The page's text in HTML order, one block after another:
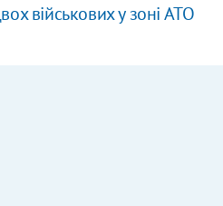
військових у зоні АТО